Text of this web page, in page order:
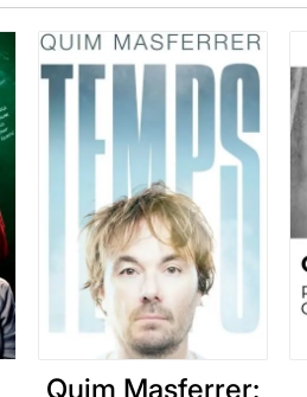
Quim Masferrer: